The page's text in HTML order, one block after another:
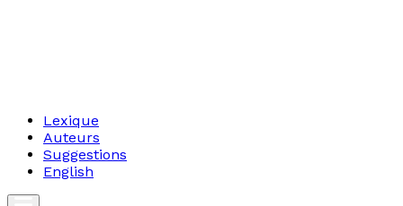
Lexique
Auteurs
Suggestions
English